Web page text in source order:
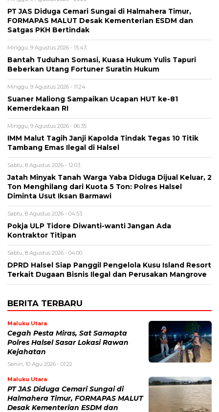
PT JAS Diduga Cemari Sungai di Halmahera Timur,
FORMAPAS MALUT Desak Kementerian ESDM dan
Satgas PKH Bertindak
Minggu, 9 Agustus 2026 - 15:43
Bantah Tuduhan Somasi, Kuasa Hukum Yulis Tapuri
Beberkan Utang Fortuner Suratin Hukum
Minggu, 9 Agustus 2026 - 11:24
Suaner Maliong Sampaikan Ucapan HUT ke-81
Kemerdekaan RI
Minggu, 9 Agustus 2026 - 06:35
IMM Malut Tagih Janji Kapolda Tindak Tegas 10 Titik
Tambang Emas Ilegal di Halsel
Sabtu, 8 Agustus 2026 - 12:03
Jatah Minyak Tanah Warga Yaba Diduga Dijual Keluar, 2
Ton Menghilang dari Kuota 5 Ton: Polres Halsel
Diminta Usut Iksan Barmawi
Sabtu, 8 Agustus 2026 - 04:53
Pokja ULP Tidore Diwanti-wanti Jangan Ada
Kontraktor Titipan
Sabtu, 8 Agustus 2026 - 04:00
DPRD Halsel Siap Panggil Pengelola Kusu Island Resort
Terkait Dugaan Bisnis Ilegal dan Perusakan Mangrove
BERITA TERBARU
Maluku Utara
Cegah Pesta Miras, Sat Samapta
Polres Halsel Sasar Lokasi Rawan
Kejahatan
Senin, 10 Agu 2026 - 01:22
Maluku Utara
PT JAS Diduga Cemari Sungai di
Halmahera Timur, FORMAPAS MALUT
Desak Kementerian ESDM dan